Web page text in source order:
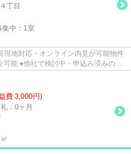
４丁目
中： 1室
地対応・オンライン内見が可能物件
能 ●他社で検討中・申込み済みのお
費 3,000円)
：0ヶ月